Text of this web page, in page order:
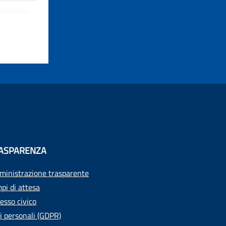
trasparente
di attesa
civico
personali (GDPR)